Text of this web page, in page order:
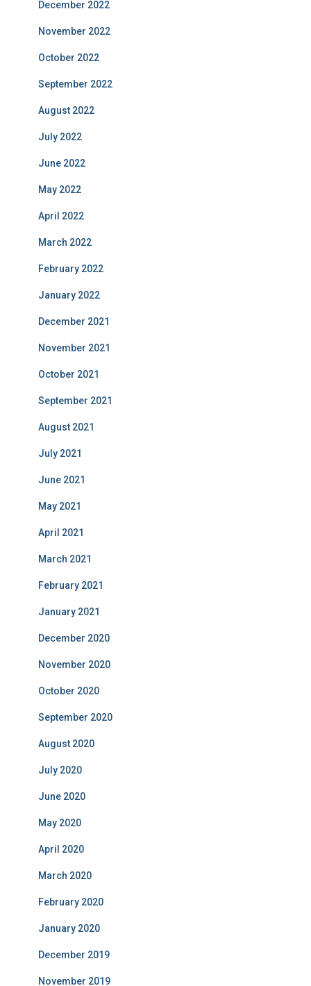
December 2022
November 2022
October 2022
September 2022
August 2022
July 2022
June 2022
May 2022
April 2022
March 2022
February 2022
January 2022
December 2021
November 2021
October 2021
September 2021
August 2021
July 2021
June 2021
May 2021
April 2021
March 2021
February 2021
January 2021
December 2020
November 2020
October 2020
September 2020
August 2020
July 2020
June 2020
May 2020
April 2020
March 2020
February 2020
January 2020
December 2019
November 2019